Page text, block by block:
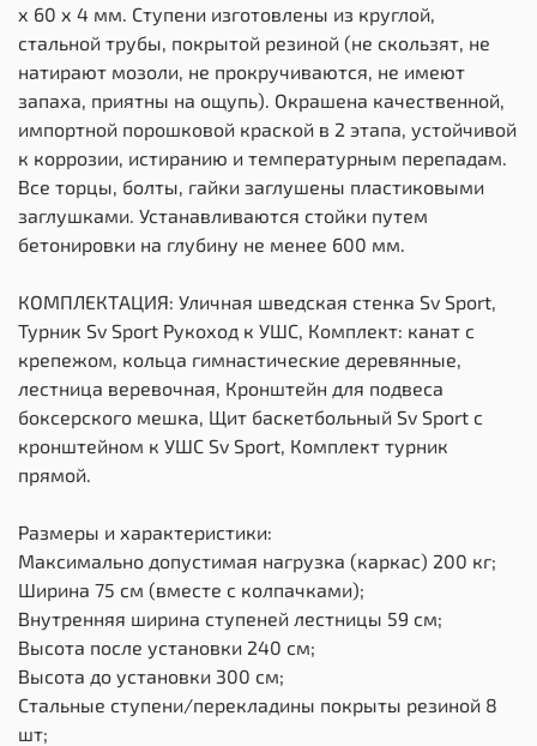
х 60 х 4 мм. Ступени изготовлены из круглой,
стальной трубы, покрытой резиной (не скользят, не
натирают мозоли, не прокручиваются, не имеют
запаха, приятны на ощупь). Окрашена качественной,
импортной порошковой краской в 2 этапа, устойчивой
к коррозии, истиранию и температурным перепадам.
Все торцы, болты, гайки заглушены пластиковыми
заглушками. Устанавливаются стойки путем
бетонировки на глубину не менее 600 мм.
КОМПЛЕКТАЦИЯ: Уличная шведская стенка Sv Sport,
Турник Sv Sport Рукоход к УШС, Комплект: канат с
крепежом, кольца гимнастические деревянные,
лестница веревочная, Кронштейн для подвеса
боксерского мешка, Щит баскетбольный Sv Sport c
кронштейном к УШС Sv Sport, Комплект турник
прямой.
Размеры и характеристики:
Максимально допустимая нагрузка (каркас) 200 кг;
Ширина 75 см (вместе с колпачками);
Внутренняя ширина ступеней лестницы 59 см;
Высота после установки 240 см;
Высота до установки 300 см;
Стальные ступени/перекладины покрыты резиной 8
шт;